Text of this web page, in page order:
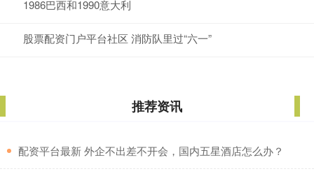
1986巴西和1990意大利
股票配资门户平台社区 消防队里过“六一”
推荐资讯
​配资平台最新 外企不出差不开会，国内五星酒店怎么办？